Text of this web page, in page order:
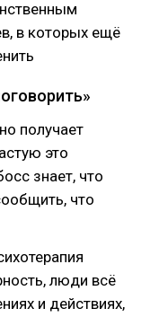
в которых ещё
получает
это
знает, что
что
люди всё
и действиях,